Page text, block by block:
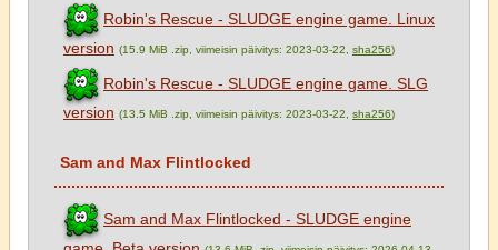
Robin's Rescue - SLUDGE engine game. Linux
version (15.9 MiB .zip, viimeisin päivitys: 2023-03-22, sha256)
Robin's Rescue - SLUDGE engine game. SLG
version (13.5 MiB .zip, viimeisin päivitys: 2023-03-22, sha256)
Sam and Max Flintlocked
Sam and Max Flintlocked - SLUDGE engine